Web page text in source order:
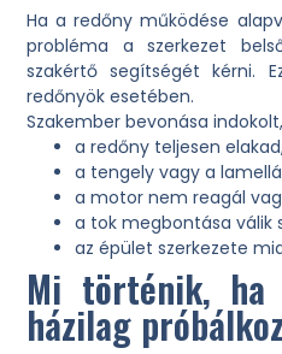
Ha a redőny működése
probléma a szerkezet
szakértő segítségét kérni.
redőnyök esetében.
Szakember bevonása
a redőny teljesen
a tengely vagy a
a motor nem reagál
a tok megbontása válik
az épület szerkezete
Mi történik, ha
házilag